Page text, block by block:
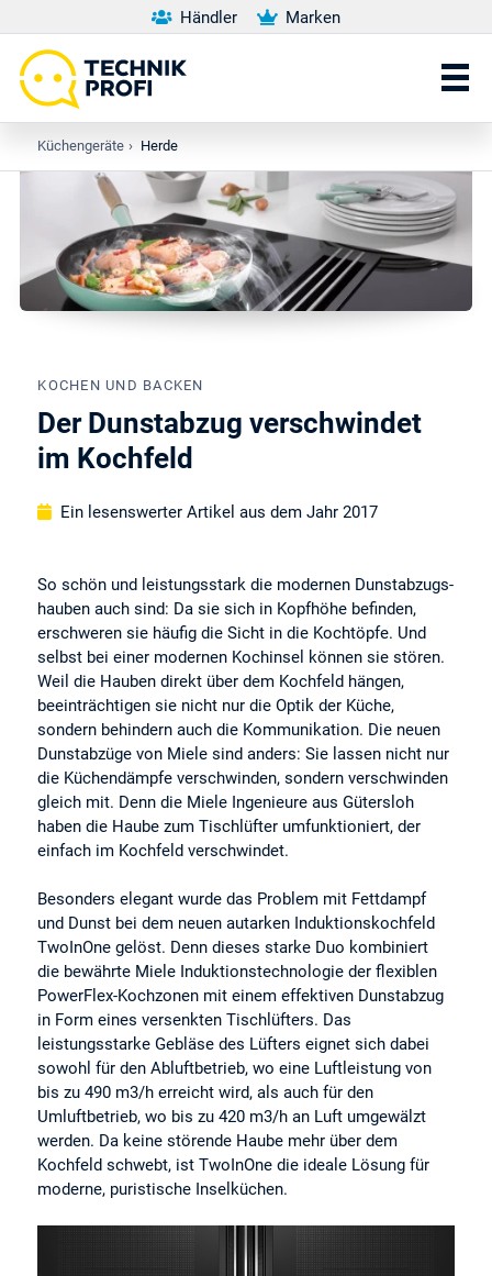
Händler Marken
Küchengeräte › Herde
KOCHEN UND BACKEN
Der Dunstabzug verschwindet
im Kochfeld
Ein lesenswerter Artikel aus dem Jahr 2017
So schön und leistungsstark die modernen Dunstabzugs­
hauben auch sind: Da sie sich in Kopfhöhe befinden,
erschweren sie häufig die Sicht in die Kochtöpfe. Und
selbst bei einer modernen Kochinsel können sie stören.
Weil die Hauben direkt über dem Kochfeld hängen,
beeinträchtigen sie nicht nur die Optik der Küche,
sondern behindern auch die Kommunikation. Die neuen
Dunstabzüge von Miele sind anders: Sie lassen nicht nur
die Küchendämpfe verschwinden, sondern verschwinden
gleich mit. Denn die Miele Ingenieure aus Gütersloh
haben die Haube zum Tischlüfter umfunktioniert, der
einfach im Kochfeld verschwindet.
Besonders elegant wurde das Problem mit Fettdampf
und Dunst bei dem neuen autarken Induktionskochfeld
TwoInOne gelöst. Denn dieses starke Duo kombiniert
die bewährte Miele Induktionstechnologie der flexiblen
PowerFlex-Kochzonen mit einem effektiven Dunstabzug
in Form eines versenkten Tischlüfters. Das
leistungsstarke Gebläse des Lüfters eignet sich dabei
sowohl für den Abluftbetrieb, wo eine Luftleistung von
bis zu 490 m3/h erreicht wird, als auch für den
Umluftbetrieb, wo bis zu 420 m3/h an Luft umgewälzt
werden. Da keine störende Haube mehr über dem
Kochfeld schwebt, ist TwoInOne die ideale Lösung für
moderne, puristische Inselküchen.